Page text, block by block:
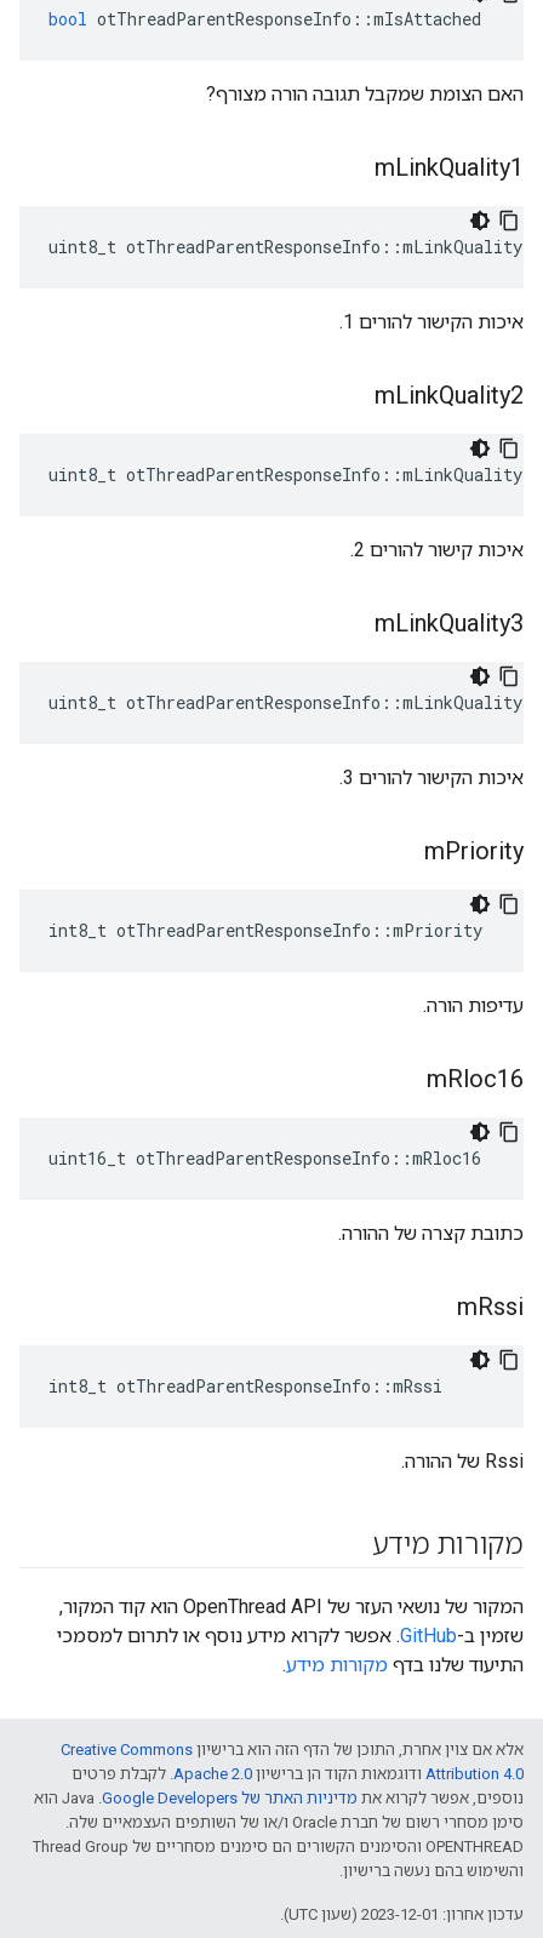
bool otThreadParentResponseInfo ::mIsAttached
האם הצומת שמקבל תגובה הורה מצורף?
mLinkQuality1
uint8_t otThreadParentResponseInfo ::mLinkQuality1
איכות הקישור להורים 1.
mLinkQuality2
uint8_t otThreadParentResponseInfo ::mLinkQuality2
איכות קישור להורים 2.
mLinkQuality3
uint8_t otThreadParentResponseInfo ::mLinkQuality3
איכות הקישור להורים 3.
mPriority
int8_t otThreadParentResponseInfo ::mPriority
עדיפות הורה.
mRloc16
uint16_t otThreadParentResponseInfo ::mRloc16
כתובת קצרה של ההורה.
mRssi
int8_t otThreadParentResponseInfo ::mRssi
Rssi של ההורה.
מקורות מידע
המקור של נושאי העזר של OpenThread API הוא קוד המקור,
שזמין ב-GitHub. אפשר לקרוא מידע נוסף או לתרום למסמכי
התיעוד שלנו בדף מקורות מידע.
אלא אם צוין אחרת, התוכן של הדף הזה הוא ברישיון Creative Commons
Attribution 4.0‏ ודוגמאות הקוד הן ברישיון Apache 2.0‏. לקבלת פרטים
נוספים, אפשר לקרוא את מדיניות האתר של Google Developers‏
.‏ Java הוא
סימן מסחרי רשום של חברת Oracle ו/או של השותפים העצמאיים שלה.
‫OPENTHREAD והסימנים הקשורים הם סימנים מסחריים של Thread Group
והשימוש בהם נעשה ברישיון.
עדכון אחרון: 2023-12-01 (שעון UTC).